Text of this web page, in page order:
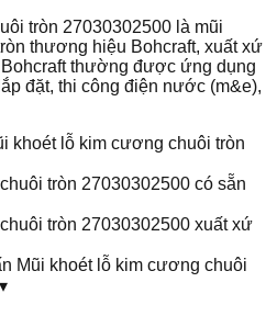
tròn 27030302500 là mũi
thương hiệu Bohcraft, xuất xứ
thường được ứng dụng
đặt, thi công điện nước (m&e),
khoét lỗ kim cương chuôi tròn
tròn 27030302500 có sẵn
tròn 27030302500 xuất xứ
Mũi khoét lỗ kim cương chuôi
▾